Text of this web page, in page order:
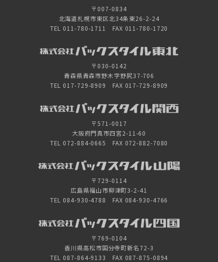
〒007-0834
北海道札幌市東区北34条東26-2-24
TEL 011-780-1711 FAX 011-780-1720
〒030-0142
青森県青森市野木字野尻37-706
TEL 017-729-8909 FAX 017-729-8909
〒571-0017
大阪府門真市四宮2-11-60
TEL 072-884-0665 FAX 072-882-7080
〒729-0114
広島県福山市柳津町3-2-41
TEL 084-930-4788 FAX 084-930-4766
〒769-0104
香川県高松市国分寺町新名72-3
TEL 087-864-9133 FAX 087-875-0894